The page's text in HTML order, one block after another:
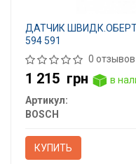
ДАТЧИК
594 591
0 отзывов
1 215 грн
в
Артикул:
BOSCH
КУПИТЬ